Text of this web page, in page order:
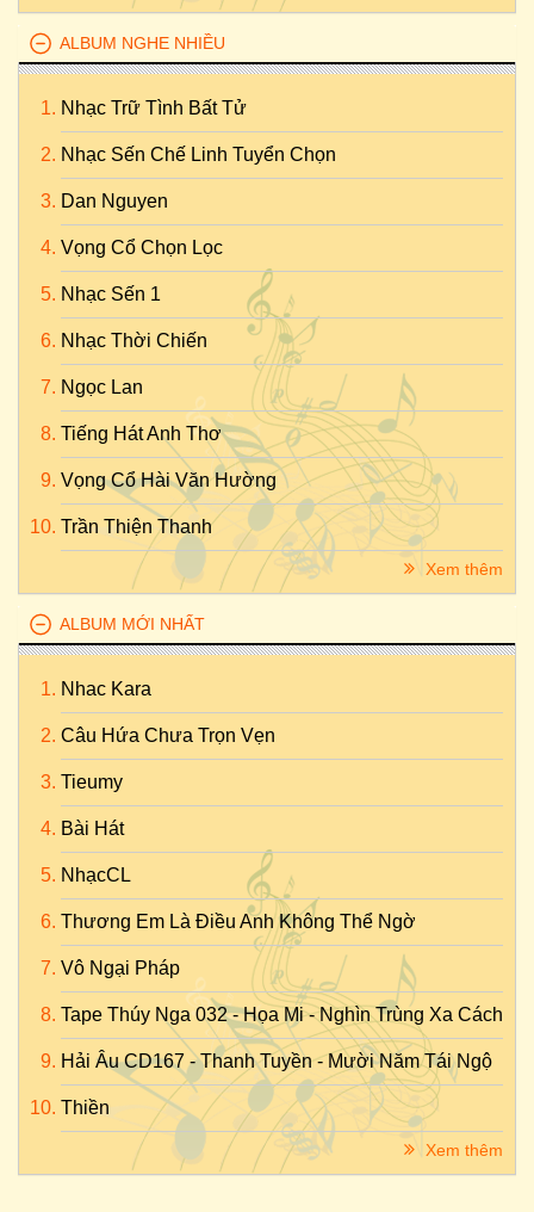
ALBUM NGHE NHIỀU
Nhạc Trữ Tình Bất Tử
Nhạc Sến Chế Linh Tuyển Chọn
Dan Nguyen
Vọng Cổ Chọn Lọc
Nhạc Sến 1
Nhạc Thời Chiến
Ngọc Lan
Tiếng Hát Anh Thơ
Vọng Cổ Hài Văn Hường
Trần Thiện Thanh
Xem thêm
ALBUM MỚI NHẤT
Nhac Kara
Câu Hứa Chưa Trọn Vẹn
Tieumy
Bài Hát
NhạcCL
Thương Em Là Điều Anh Không Thể Ngờ
Vô Ngại Pháp
Tape Thúy Nga 032 - Họa Mi - Nghìn Trùng Xa Cách
Hải Âu CD167 - Thanh Tuyền - Mười Năm Tái Ngộ
Thiền
Xem thêm